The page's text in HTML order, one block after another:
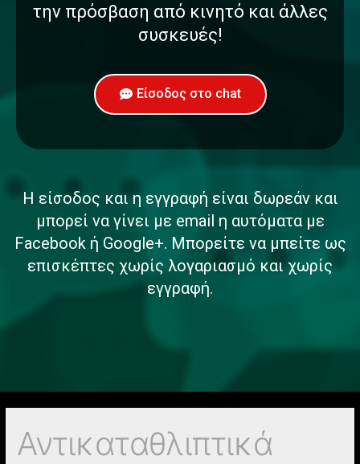
την πρόσβαση από κινητό και άλλες
συσκευές!
Είσοδος στο chat
Η είσοδος και η εγγραφή είναι δωρεάν και
μπορεί να γίνει με email η αυτόματα με
Facebook ή Google+. Μπορείτε να μπείτε ως
επισκέπτες χωρίς λογαριασμό και χωρίς
εγγραφή.
Αντικαταθλιπτικά